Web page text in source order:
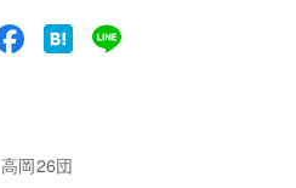
高岡26団